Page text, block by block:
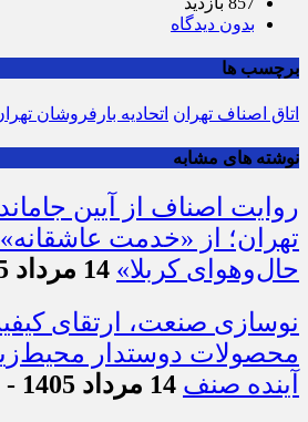
بدون دیدگاه
برچسب ها
اتاق اصناف تهران اتحادیه بارفروشان
نوشته های مشابه
روایت اصناف از آیین
تهران؛ از «خدمت عاشقانه»
حال‌وهوای کربلا» 14 مرداد 1405 - 13:12
نوسازی صنعت، ارتقای
محصولات دوستدار
آینده صنف 14 مرداد 1405 - 10:45